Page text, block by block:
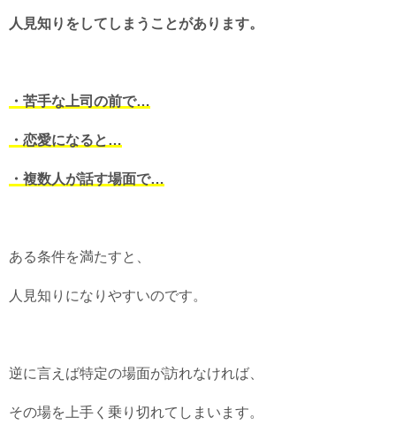
人見知りをしてしまうことがあります。
・苦手な上司の前で…
・恋愛になると…
・複数人が話す場面で…
ある条件を満たすと、
人見知りになりやすいのです。
逆に言えば特定の場面が訪れなければ、
その場を上手く乗り切れてしまいます。